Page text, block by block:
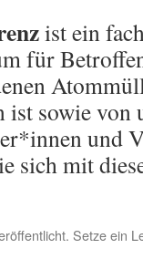
ist ein
für
ist sowie von
und
sich mit
Setze ein